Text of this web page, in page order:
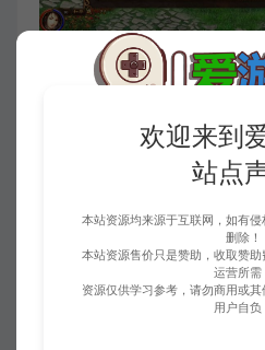
欢迎来到
站点
本站资源均来源于互联网，如有
删除！
本站资源售价只是赞助，收取赞
运营所需
资源仅供学习参考，请勿商用或
用户自负